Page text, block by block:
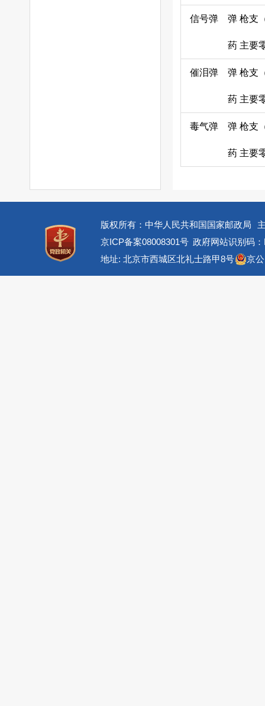
信号弹 弹
药
枪支
主要
催泪弹 弹
药
枪支
主要
毒气弹 弹
药
枪支
主要
版权所有：中华人民共和国国家邮政局
京ICP备案08008301号 政府网站识别码
地址: 北京市西城区北礼士路甲8号
京